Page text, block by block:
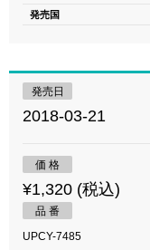
発売国
発売日
2018-03-21
価 格
¥1,320 (税込)
品 番
UPCY-7485